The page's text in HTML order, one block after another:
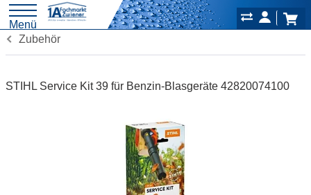
Menü
Zubehör
STIHL Service Kit 39 für Benzin-Blasgeräte 42820074100